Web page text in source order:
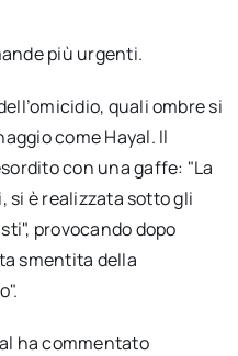
più urgenti.
quali ombre si
come Hayal. Il
con una gaffe: "La
si è realizzata sotto gli
provocando dopo
smentita della
ha commentato